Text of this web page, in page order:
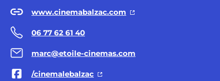
www.cinemabalzac.com
06 77 62 61 40
marc@etoile-cinemas.com
/cinemalebalzac